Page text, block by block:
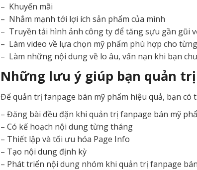
– Khuyến mãi
– Nhắm mạnh tới lợi ích sản phẩm của mình
– Truyền tải hình ảnh công ty để tăng sựu gần gũi
– Làm video về lựa chọn mỹ phẩm phù hợp cho
– Làm những nội dung về lo âu, vấn nạn khi bạn
Những lưu ý giúp bạn quản
Để quản trị fanpage bán mỹ phẩm hiệu quả, bạn có
– Đăng bài đều đặn khi quản trị fanpage bán mỹ
– Có kế hoạch nội dung từng tháng
– Thiết lập và tối ưu hóa Page Info
– Tạo nội dung định kỳ
– Phát triển nội dung nhóm khi quản trị fanpage